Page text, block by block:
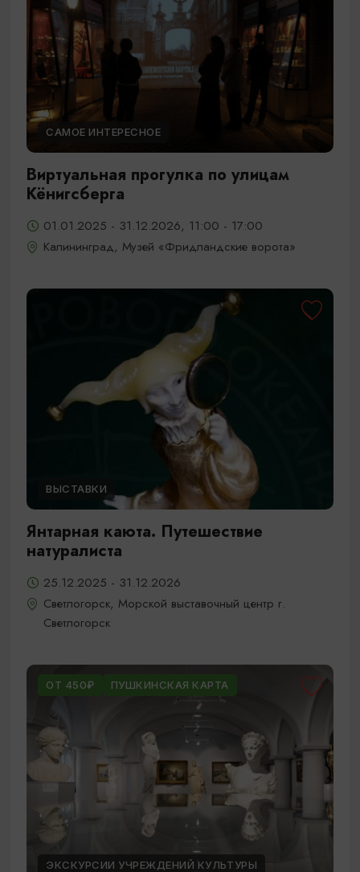
САМОЕ ИНТЕРЕСНОЕ
Виртуальная прогулка по улицам
Кёнигсберга
01.01.2025 - 31.12.2026, 11:00 - 17:00
Калининград, Музей «Фридландские ворота»
ВЫСТАВКИ
Янтарная каюта. Путешествие
натуралиста
25.12.2025 - 31.12.2026
Светлогорск, Морской выставочный центр г.
Светлогорск
ОТ 450₽ ПУШКИНСКАЯ КАРТА
ЭКСКУРСИИ УЧРЕЖДЕНИЙ КУЛЬТУРЫ